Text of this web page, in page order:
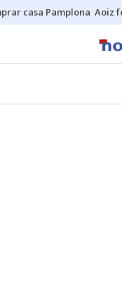
casa Pamplona Aoiz